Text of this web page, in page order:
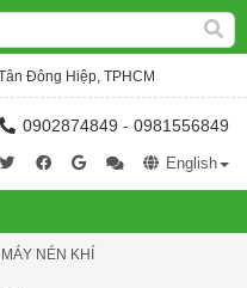
Đông Hiệp, TPHCM
0902874849 - 0981556849
English
NÉN KHÍ